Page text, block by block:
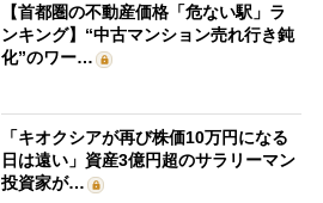
【首都圏の不動産価格「危ない駅」ラ
ンキング】“中古マンション売れ行き鈍
化”のワー…
「キオクシアが再び株価10万円になる
日は遠い」資産3億円超のサラリーマン
投資家が…